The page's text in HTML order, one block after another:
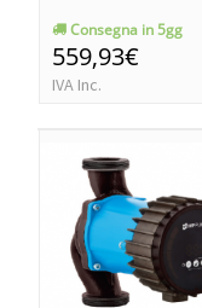
Consegna in 5gg
559,93€
IVA Inc.